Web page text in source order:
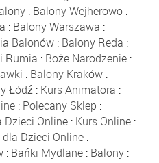
: Balony Wejherowo:
: Balony Warszawa :
Balonów : Balony Reda :
Rumia : Boże Narodzenie:
: Balony Kraków :
Łódź : Kurs Animatora :
: Polecany Sklep :
Online: Kurs Online:
Dzieci Online :
: Bańki Mydlane : Balony :